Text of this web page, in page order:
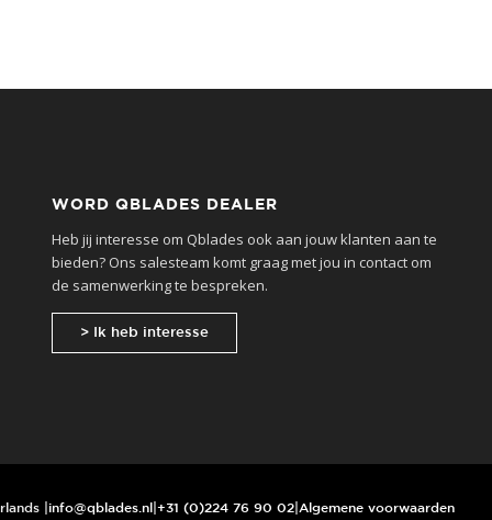
WORD QBLADES DEALER
Heb jij interesse om Qblades ook aan jouw klanten aan te
bieden? Ons salesteam komt graag met jou in contact om
de samenwerking te bespreken.
> Ik heb interesse
| info@qblades.nl +31 (0)224 76 90 02 Algemene voorwaarden